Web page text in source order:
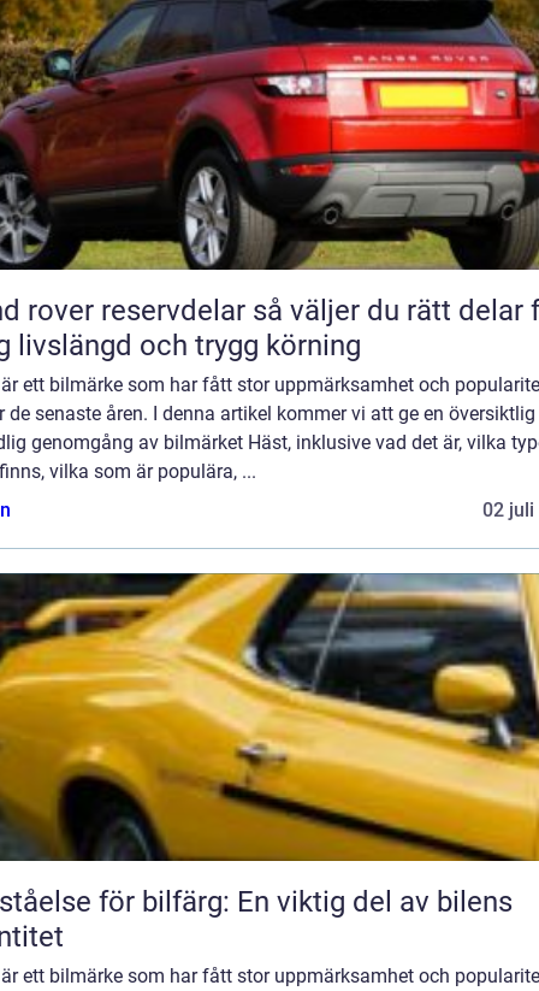
reservdelar så väljer du rätt delar för
livslängd och trygg körning
ett bilmärke som har fått stor uppmärksamhet och
de senaste åren. I denna artikel kommer vi att ge en
genomgång av bilmärket Häst, inklusive vad det är, vilka
vilka som är populära, ...
02 juli
för bilfärg: En viktig del av bilens
ett bilmärke som har fått stor uppmärksamhet och